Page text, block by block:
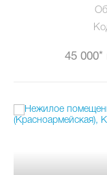
45 000*